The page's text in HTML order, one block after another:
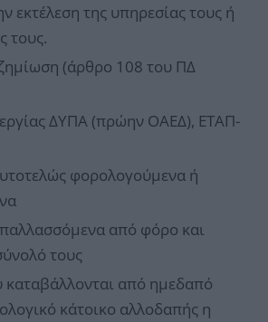
εκτέλεση της υπηρεσίας τους ή
τους.
(άρθρο 108 του ΠΔ
ΔΥΠΑ (πρώην ΟΑΕΔ), ΕΤΑΠ-
φορολογούμενα ή
από φόρο και
τους
καταβάλλονται από ημεδαπό
κάτοικο αλλοδαπής η